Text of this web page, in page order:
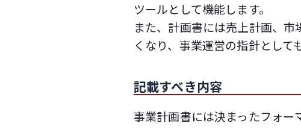
ツールとして機能します。
また、計画書には売上計画、
くなり、事業運営の指針として
記載すべき内容
事業計画書には決まったフォー